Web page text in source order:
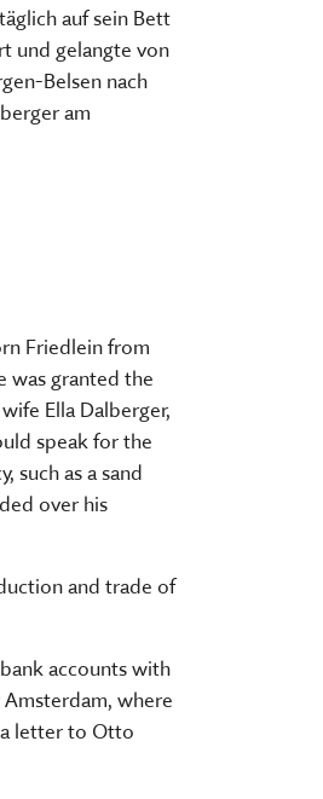
auf sein Bett
und gelangte von
Belsen nach
am
Friedlein from
was granted the
Ella Dalberger,
speak for the
such as a sand
over his
and trade of
accounts with
Amsterdam, where
a letter to Otto